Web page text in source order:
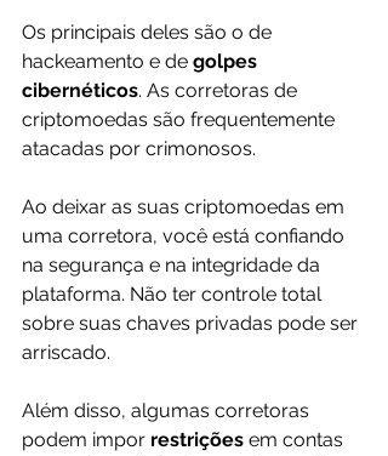
Os principais deles são o de
hackeamento e de golpes
cibernéticos. As corretoras de
criptomoedas são frequentemente
atacadas por crimonosos.
Ao deixar as suas criptomoedas em
uma corretora, você está confiando
na segurança e na integridade da
plataforma. Não ter controle total
sobre suas chaves privadas pode ser
arriscado.
Além disso, algumas corretoras
podem impor restrições em contas